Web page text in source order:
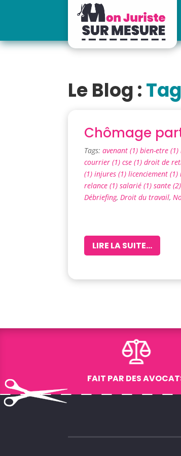
Le Blog :
Chômage
Tags:avenant (1)bien-etre (1)
courrier (1)cse (1)droit de
(1)injures (1)licenciement (1)
relance (1)salarié (1)sante
Débriefing, Droit du travail,
LIRE LA SUITE...
FAIT PAR DES